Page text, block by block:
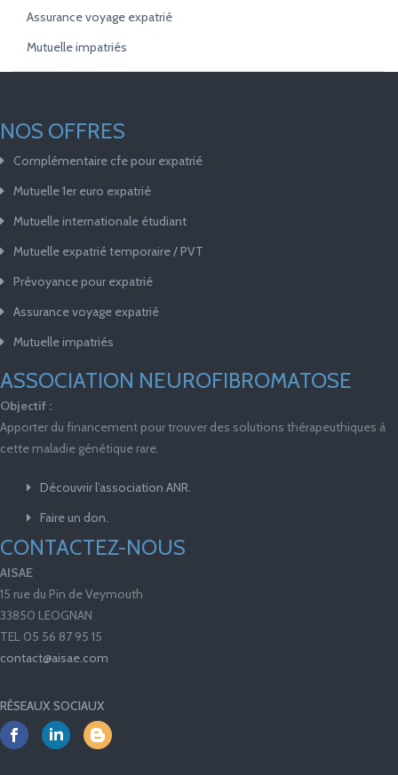
Assurance voyage expatrié
Mutuelle impatriés
NOS OFFRES
Complémentaire cfe pour expatrié
Mutuelle 1er euro expatrié
Mutuelle internationale étudiant
Mutuelle expatrié temporaire / PVT
Prévoyance pour expatrié
Assurance voyage expatrié
Mutuelle impatriés
ASSOCIATION NEUROFIBROMATOSE
Objectif :
Apporter du financement pour trouver des solutions thérapeuthiques à
cette maladie génétique rare.
Découvrir l’association ANR.
Faire un don.
CONTACTEZ-NOUS
AISAE
15 rue du Pin de Veymouth
33850 LEOGNAN
TEL 05 56 87 95 15
contact@aisae.com
RÉSEAUX SOCIAUX